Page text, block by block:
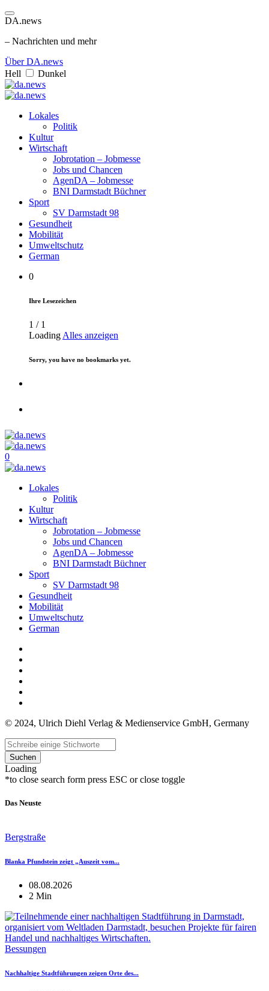
DA.news
– Nachrichten und mehr
Über DA.news
Hell
Dunkel
Lokales
Politik
Kultur
Wirtschaft
Jobrotation – Jobmesse
Jobs und Chancen
AgenDA – Jobmesse
BNI Darmstadt Büchner
Sport
SV Darmstadt 98
Gesundheit
Mobilität
Umweltschutz
German
0
Ihre Lesezeichen
1 / 1
Loading Alles anzeigen
Sorry, you have no bookmarks yet.
0
Lokales
Politik
Kultur
Wirtschaft
Jobrotation – Jobmesse
Jobs und Chancen
AgenDA – Jobmesse
BNI Darmstadt Büchner
Sport
SV Darmstadt 98
Gesundheit
Mobilität
Umweltschutz
German
© 2024, Ulrich Diehl Verlag & Medienservice GmbH, Germany
Suchen
Loading
*to close search form press ESC or close toggle
Das Neuste
Bergstraße
Blanka Pfundstein zeigt „Auszeit vom...
08.08.2026
2 Min
Bessungen
Nachhaltige Stadtführungen zeigen Orte des...